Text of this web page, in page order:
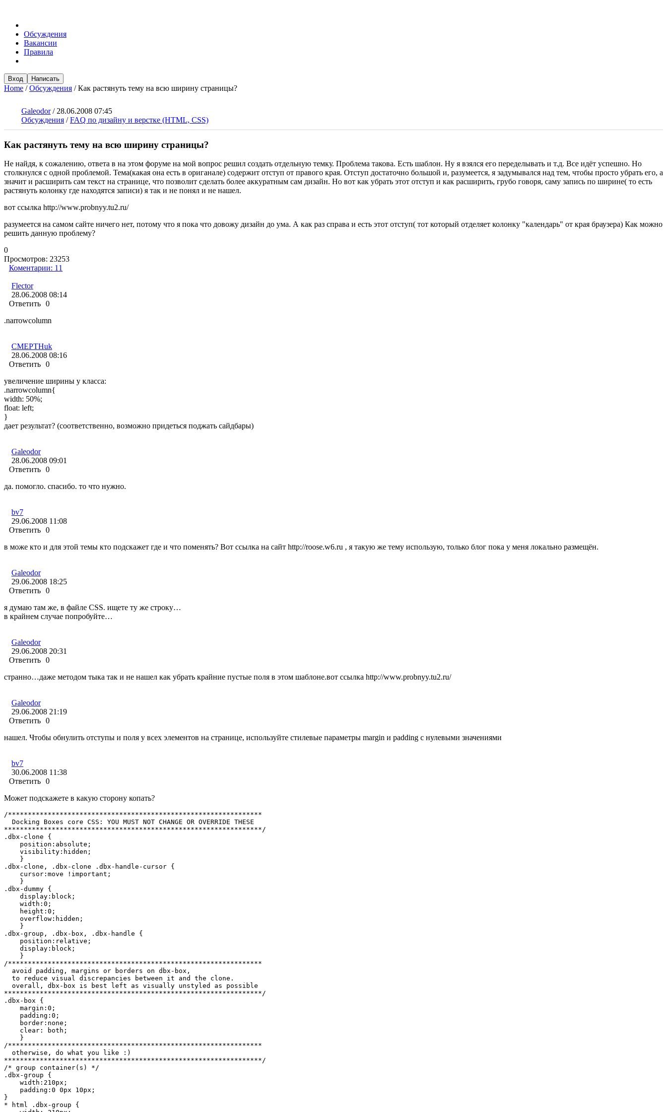
Обсуждения
Вакансии
Правила
Вход Написать
Home /Обсуждения /Как растянуть тему на всю ширину страницы?
Galeodor/ 28.06.2008 07:45
Обсуждения /FAQ по дизайну и верстке (HTML, CSS)
Как растянуть тему на всю ширину страницы?
Не найдя, к сожалению, ответа в на этом форуме на мой вопрос решил создать отдельную темку. Проблема такова. Есть шаблон. Ну я взялся его переделывать и т.д. Все идёт успешно. Но
столкнулся с одной проблемой. Тема(какая она есть в ориганале) содержит отступ от правого края. Отступ достаточно большой и, разумеется, я задумывался над тем, чтобы просто убрать его, а
значит и расширить сам текст на странице, что позволит сделать более аккуратным сам дизайн. Но вот как убрать этот отступ и как расширить, грубо говоря, саму запись по ширине( то есть
растянуть колонку где находятся записи) я так и не понял и не нашел.
вот ссылка http://www.probnyy.tu2.ru/
разумеется на самом сайте ничего нет, потому что я пока что довожу дизайн до ума. А как раз справа и есть этот отступ( тот который отделяет колонку "календарь" от края браузера) Как можно
решить данную проблему?
0
Просмотров: 23253
Коментарии: 11
Flector
28.06.2008 08:14
Ответить 0
.narrowcolumn
CMEPTHuk
28.06.2008 08:16
Ответить 0
увеличение ширины у класса:
.narrowcolumn{
width: 50%;
float: left;
}
дает результат? (соответственно, возможно придеться поджать сайдбары)
Galeodor
28.06.2008 09:01
Ответить 0
да. помогло. спасибо. то что нужно.
bv7
29.06.2008 11:08
Ответить 0
в може кто и для этой темы кто подскажет где и что поменять? Вот ссылка на сайт http://roose.w6.ru , я такую же тему использую, только блог пока у меня локально размещён.
Galeodor
29.06.2008 18:25
Ответить 0
я думаю там же, в файле СSS. ищете ту же строку…
в крайнем случае попробуйте…
Galeodor
29.06.2008 20:31
Ответить 0
странно…даже методом тыка так и не нашел как убрать крайние пустые поля в этом шаблоне.вот ссылка http://www.probnyy.tu2.ru/
Galeodor
29.06.2008 21:19
Ответить 0
нашел. Чтобы обнулить отступы и поля у всех элементов на странице, используйте стилевые параметры margin и padding с нулевыми значениями
bv7
30.06.2008 11:38
Ответить 0
Может подскажете в какую сторону копать?
/****************************************************************
  Docking Boxes core CSS: YOU MUST NOT CHANGE OR OVERRIDE THESE
*****************************************************************/
.dbx-clone {
    position:absolute;
    visibility:hidden;
    }
.dbx-clone, .dbx-clone .dbx-handle-cursor {
    cursor:move !important;
    }
.dbx-dummy {
    display:block;
    width:0;
    height:0;
    overflow:hidden;
    }
.dbx-group, .dbx-box, .dbx-handle {
    position:relative;
    display:block;
    }
/****************************************************************
  avoid padding, margins or borders on dbx-box,
  to reduce visual discrepancies between it and the clone.
  overall, dbx-box is best left as visually unstyled as possible
*****************************************************************/
.dbx-box {
    margin:0;
    padding:0;
    border:none;
    clear: both;
    }
/****************************************************************
  otherwise, do what you like :)
*****************************************************************/
/* group container(s) */
.dbx-group {
    width:210px;
    padding:0 0px 10px;
}
* html .dbx-group {